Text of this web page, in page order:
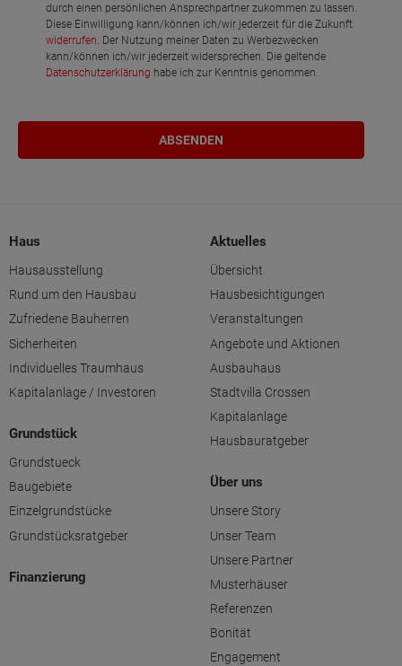
durch einen persönlichen Ansprechpartner zukommen zu lassen.
Diese Einwilligung kann/können ich/wir jederzeit für die Zukunft
widerrufen. Der Nutzung meiner Daten zu Werbezwecken
kann/können ich/wir jederzeit widersprechen. Die geltende
Datenschutzerklärung habe ich zur Kenntnis genommen.
Haus
Hausausstellung
Rund um den Hausbau
Zufriedene Bauherren
Sicherheiten
Individuelles Traumhaus
Kapitalanlage / Investoren
Grundstück
Grundstueck
Baugebiete
Einzelgrundstücke
Grundstücksratgeber
Finanzierung
Aktuelles
Übersicht
Hausbesichtigungen
Veranstaltungen
Angebote und Aktionen
Ausbauhaus
Stadtvilla Crossen
Kapitalanlage
Hausbauratgeber
Über uns
Unsere Story
Unser Team
Unsere Partner
Musterhäuser
Referenzen
Bonität
Engagement